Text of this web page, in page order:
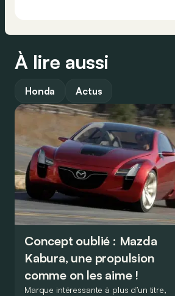
À lire aussi
Honda Actus
Concept oublié : Mazda
Kabura, une propulsion
comme on les aime !
Marque intéressante à plus d’un titre,